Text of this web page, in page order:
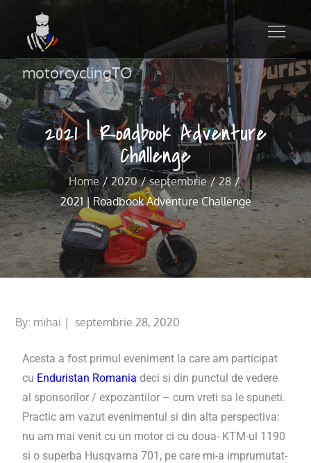
motorcyclingTO
2021 | Roadbook Adventure
Challenge
Home 2020 septembrie
28
2021 | Roadbook Adventure Challenge
By: mihai septembrie 28, 2020
Acesta a fost primul eveniment la care am participat
cu Enduristan Romania deci si din punctul de vedere
al sponsorilor / expozantilor – cum vreti sa le spuneti.
Practic am vazut evenimentul si din alta perspectiva:
nu am mai venit cu un motor ci cu doua- KTM-ul 1190
si o superba Husqvarna 701, pe care mi-a imprumutat-